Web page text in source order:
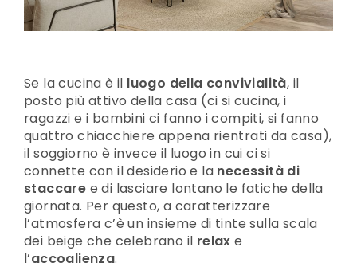
Se la cucina è il luogo della convivialità, il
posto più attivo della casa (ci si cucina, i
ragazzi e i bambini ci fanno i compiti, si fanno
quattro chiacchiere appena rientrati da casa),
il soggiorno è invece il luogo in cui ci si
connette con il desiderio e la necessità di
staccare e di lasciare lontano le fatiche della
giornata. Per questo, a caratterizzare
l’atmosfera c’è un insieme di tinte sulla scala
dei beige che celebrano il relax e
l’accoglienza.